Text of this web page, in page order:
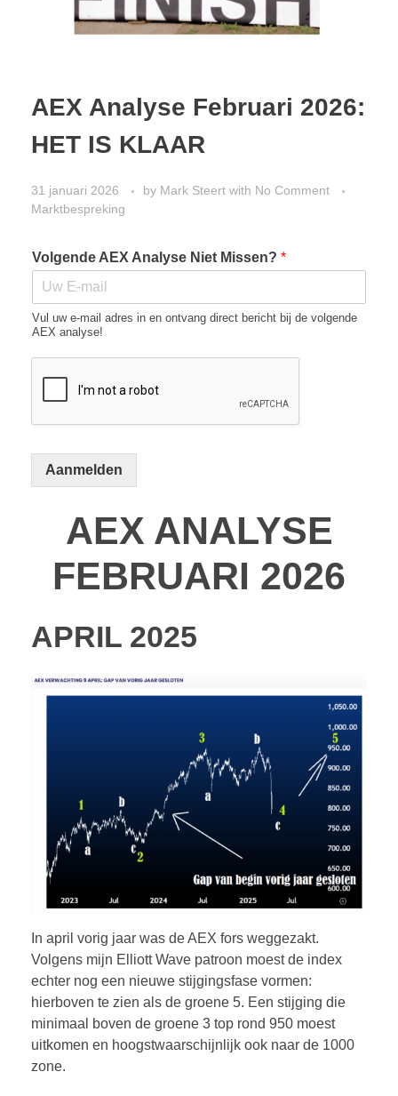
AEX Analyse Februari 2026:
HET IS KLAAR
31 januari 2026 by Mark Steert with No Comment
Marktbespreking
Volgende AEX Analyse Niet Missen? *
Vul uw e-mail adres in en ontvang direct bericht bij de volgende
AEX analyse!
Aanmelden
AEX ANALYSE
FEBRUARI 2026
APRIL 2025
In april vorig jaar was de AEX fors weggezakt.
Volgens mijn Elliott Wave patroon moest de index
echter nog een nieuwe stijgingsfase vormen:
hierboven te zien als de groene 5. Een stijging die
minimaal boven de groene 3 top rond 950 moest
uitkomen en hoogstwaarschijnlijk ook naar de 1000
zone.